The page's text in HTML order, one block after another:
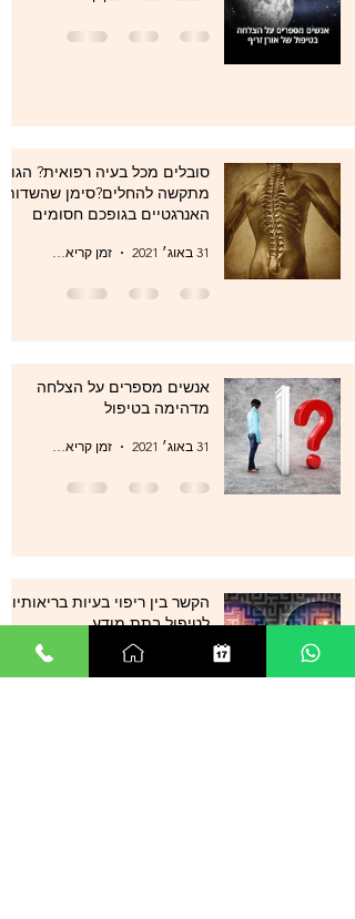
סובלים מכל בעיה רפואית? הגוף
מתקשה להחלים?סימן שהשדות
האנרגטיים בגופכם חסומים
31 באוג׳ 2021 זמן קריאה 1 דקות
אנשים מספרים על הצלחה
מדהימה בטיפול
31 באוג׳ 2021 זמן קריאה 1 דקות
הקשר בין ריפוי בעיות בריאותיות
לטיפול בתת מודע
זמן קריאה 1 דקות